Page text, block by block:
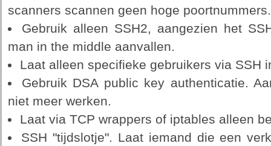
scanners scannen geen hoge poortnummers.
Gebruik alleen SSH2, aangezien het
man in the middle aanvallen.
Laat alleen specifieke gebruikers via SSH
Gebruik DSA public key authenticatie.
niet meer werken.
Laat via TCP wrappers of iptables alleen
SSH "tijdslotje". Laat iemand die een